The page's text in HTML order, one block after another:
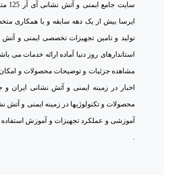
ایرسا بیش از یک دهه سابقه و با همکاری
تولید و تامین تجهیزات تخصصی ایمنی و آتش
استاندارهای روز دنیا آماده ارائه خدمات می
مشاهده جزئیات و توضیحات محصولات و امکان
اخبار در زمینه ایمنی و آتش نشانی ایران
محصولات و تکنولوژیها در زمینه ایمنی و آتش
آموزشی و عملکرد تجهیزات و آموزش
.